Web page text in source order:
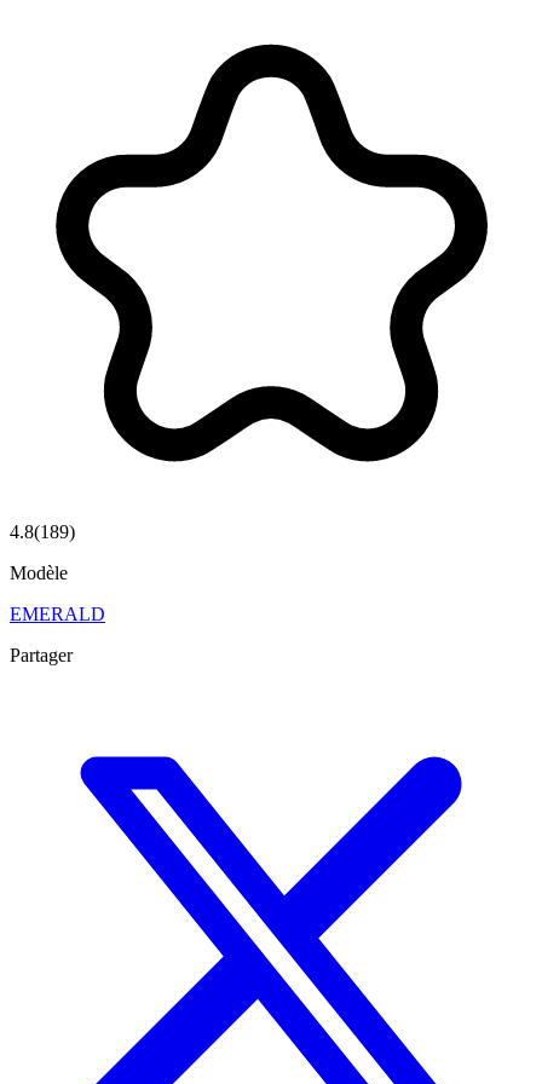
4.8(189)
Modèle
EMERALD
Partager